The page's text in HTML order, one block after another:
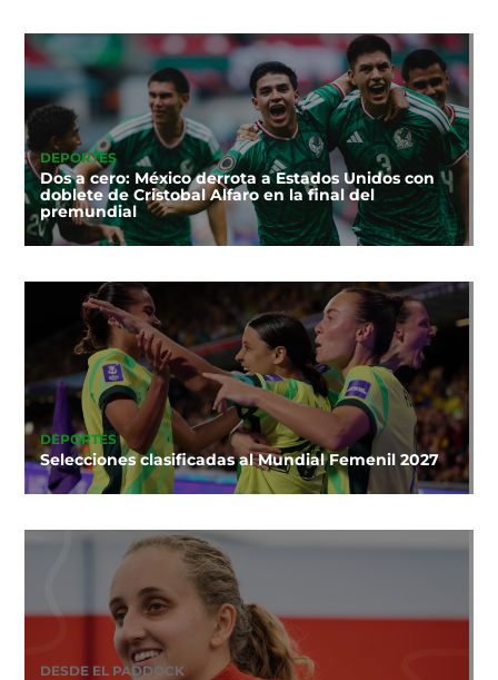
DEPORTES
Dos a cero: México derrota a Estados Unidos con
doblete de Cristobal Alfaro en la final del
premundial
DEPORTES
Selecciones clasificadas al Mundial Femenil 2027
DESDE EL PADDOCK